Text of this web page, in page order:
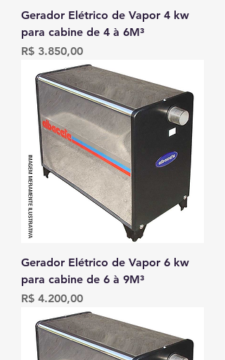
Gerador Elétrico de Vapor 4 kw
para cabine de 4 à 6M³
Preço
R$ 3.850,00
Gerador Elétrico de Vapor 6 kw
para cabine de 6 à 9M³
Preço
R$ 4.200,00